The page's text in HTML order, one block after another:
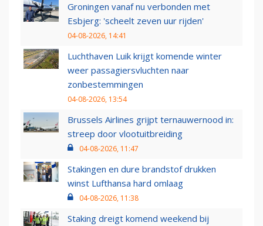
Groningen vanaf nu verbonden met
Esbjerg: 'scheelt zeven uur rijden'
04-08-2026, 14:41
Luchthaven Luik krijgt komende winter
weer passagiersvluchten naar
zonbestemmingen
04-08-2026, 13:54
Brussels Airlines grijpt ternauwernood in:
streep door vlootuitbreiding
04-08-2026, 11:47
Stakingen en dure brandstof drukken
winst Lufthansa hard omlaag
04-08-2026, 11:38
Staking dreigt komend weekend bij